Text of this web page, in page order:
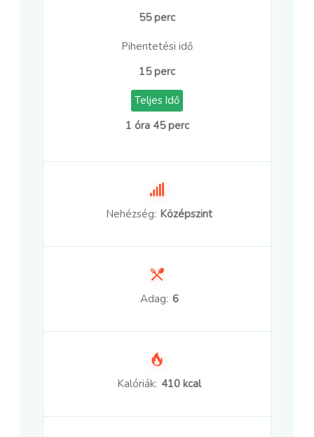
55 perc
Pihentetési idő
15 perc
Teljes Idő
1 óra 45 perc
Nehézség: Középszint
Adag: 6
Kalóriák: 410 kcal